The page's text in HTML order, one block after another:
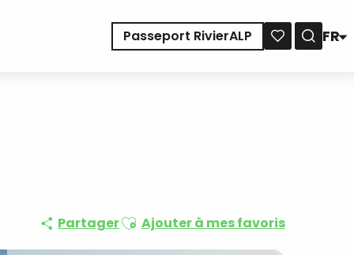
Passeport RivierALP
FR
PartagerAjouter aux favoris
Ajouter à mes favoris